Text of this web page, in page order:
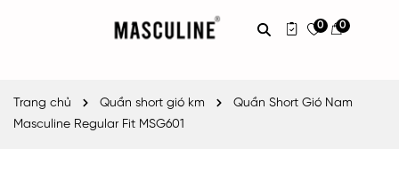
0 0
Trang chủ Quần short gió km
Quần Short Gió Nam
Masculine Regular Fit MSG601